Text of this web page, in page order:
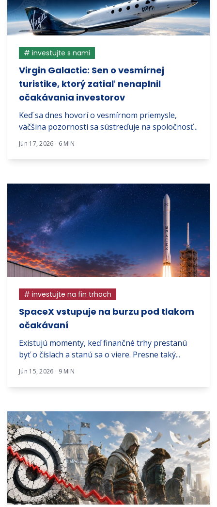
# investujte s nami
Virgin Galactic: Sen o vesmírnej
turistike, ktorý zatiaľ nenaplnil
očakávania investorov
Keď sa dnes hovorí o vesmírnom priemysle,
väčšina pozornosti sa sústreďuje na spoločnosť...
Jún 17, 2026 · 6 MIN
# investujte na fin trhoch
SpaceX vstupuje na burzu pod tlakom
očakávaní
Existujú momenty, keď finančné trhy prestanú
byť o číslach a stanú sa o viere. Presne taký...
Jún 15, 2026 · 9 MIN